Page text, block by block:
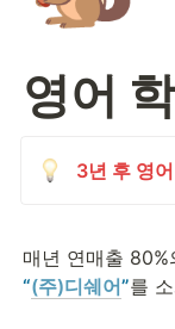
영어
3년 후 영
“(주)디쉐어”를